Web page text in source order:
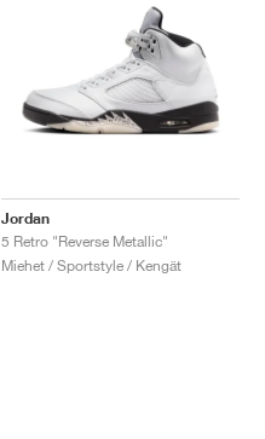
Jordan
5 Retro "Reverse Metallic"
Miehet / Sportstyle / Kengät